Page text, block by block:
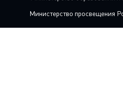
Министерство просвещения